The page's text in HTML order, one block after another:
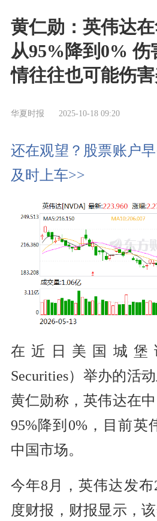
黄仁勋：英伟达
从95%降到0% 伤
情往往也可能伤害
华夏时报 2025-10-18 09:20
还在观望？股票账户
及时上车>>
在近日美国城堡
Securities）举办的活
黄仁勋称，英伟达在
95%降到0%，目前英
中国市场。
今年8月，英伟达发布
度财报，财报显示，